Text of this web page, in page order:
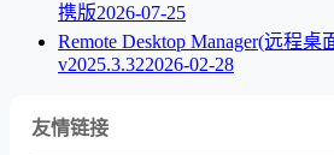
携版2026-07-25
Remote Desktop Manager(远程桌
v2025.3.322026-02-28
友情链接